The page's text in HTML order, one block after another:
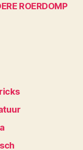
ROERDOMP